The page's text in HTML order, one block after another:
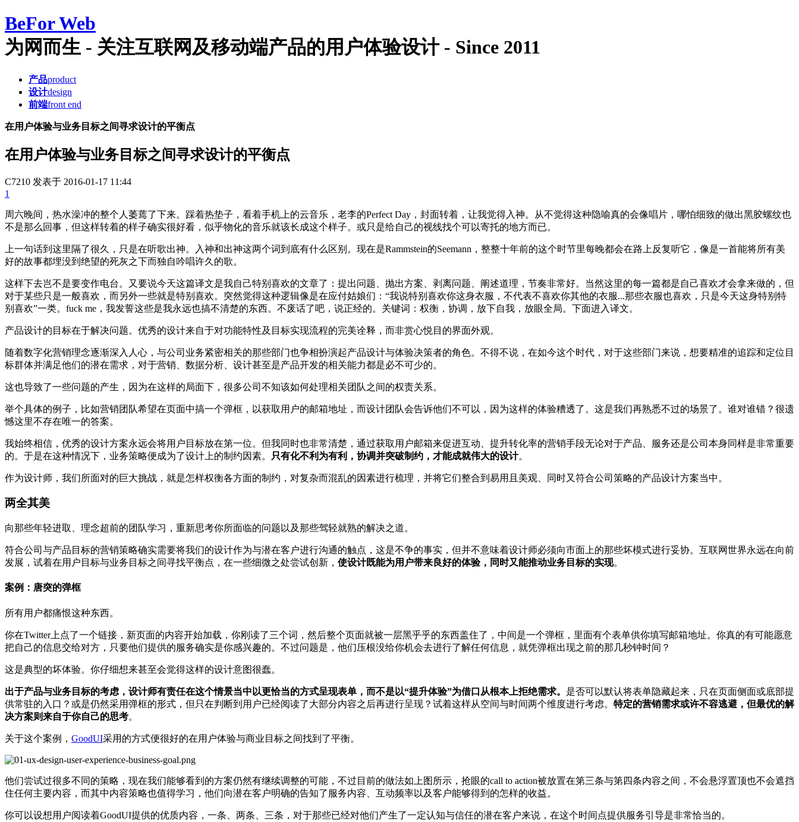
BeFor Web
为网而生 - 关注互联网及移动端产品的用户体验设计 - Since 2011
产品product
设计design
前端front end
在用户体验与业务目标之间寻求设计的平衡点
在用户体验与业务目标之间寻求设计的平衡点
C7210 发表于 2016-01-17 11:44
1
周六晚间，热水澡冲的整个人萎蔫了下来。踩着热垫子，看着手机上的云音乐，老李的Perfect Day，封面转着，让我觉得入神。从不觉得这种隐喻真的会像唱片，哪怕细致的做出黑胶螺纹也
不是那么回事，但这样转着的样子确实很好看，似乎物化的音乐就该长成这个样子。或只是给自己的视线找个可以寄托的地方而已。
上一句话到这里隔了很久，只是在听歌出神。入神和出神这两个词到底有什么区别。现在是Rammstein的Seemann，整整十年前的这个时节里每晚都会在路上反复听它，像是一首能将所有美
好的故事都埋没到绝望的死灰之下而独自吟唱许久的歌。
这样下去岂不是要变作电台。又要说今天这篇译文是我自己特别喜欢的文章了：提出问题、抛出方案、剥离问题、阐述道理，节奏非常好。当然这里的每一篇都是自己喜欢才会拿来做的，但
对于某些只是一般喜欢，而另外一些就是特别喜欢。突然觉得这种逻辑像是在应付姑娘们：“我说特别喜欢你这身衣服，不代表不喜欢你其他的衣服...那些衣服也喜欢，只是今天这身特别特
别喜欢”一类。fuck me，我发誓这些是我永远也搞不清楚的东西。不废话了吧，说正经的。关键词：权衡，协调，放下自我，放眼全局。下面进入译文。
产品设计的目标在于解决问题。优秀的设计来自于对功能特性及目标实现流程的完美诠释，而非赏心悦目的界面外观。
随着数字化营销理念逐渐深入人心，与公司业务紧密相关的那些部门也争相扮演起产品设计与体验决策者的角色。不得不说，在如今这个时代，对于这些部门来说，想要精准的追踪和定位目
标群体并满足他们的潜在需求，对于营销、数据分析、设计甚至是产品开发的相关能力都是必不可少的。
这也导致了一些问题的产生，因为在这样的局面下，很多公司不知该如何处理相关团队之间的权责关系。
举个具体的例子，比如营销团队希望在页面中搞一个弹框，以获取用户的邮箱地址，而设计团队会告诉他们不可以，因为这样的体验糟透了。这是我们再熟悉不过的场景了。谁对谁错？很遗
憾这里不存在唯一的答案。
我始终相信，优秀的设计方案永远会将用户目标放在第一位。但我同时也非常清楚，通过获取用户邮箱来促进互动、提升转化率的营销手段无论对于产品、服务还是公司本身同样是非常重要
的。于是在这种情况下，业务策略便成为了设计上的制约因素。
只有化不利为有利，协调并突破制约，才能成就伟大的设计。
作为设计师，我们所面对的巨大挑战，就是怎样权衡各方面的制约，对复杂而混乱的因素进行梳理，并将它们整合到易用且美观、同时又符合公司策略的产品设计方案当中。
两全其美
向那些年轻进取、理念超前的团队学习，重新思考你所面临的问题以及那些驾轻就熟的解决之道。
符合公司与产品目标的营销策略确实需要将我们的设计作为与潜在客户进行沟通的触点，这是不争的事实，但并不意味着设计师必须向市面上的那些坏模式进行妥协。互联网世界永远在向前
发展，试着在用户目标与业务目标之间寻找平衡点，在一些细微之处尝试创新， 使设计既能为用户带来良好的体验，同时又能推动业务目标的实现。
案例：唐突的弹框
所有用户都痛恨这种东西。
你在Twitter上点了一个链接，新页面的内容开始加载，你刚读了三个词，然后整个页面就被一层黑乎乎的东西盖住了，中间是一个弹框，里面有个表单供你填写邮箱地址。你真的有可能愿意
把自己的信息交给对方，只要他们提供的服务确实是你感兴趣的。不过问题是，他们压根没给你机会去进行了解任何信息，就凭弹框出现之前的那几秒钟时间？
这是典型的坏体验。你仔细想来甚至会觉得这样的设计意图很蠢。
出于产品与业务目标的考虑，设计师有责任在这个情景当中以更恰当的方式呈现表单，而不是以“提升体验”为借口从根本上拒绝需求。 是否可以默认将表单隐藏起来，只在页面侧面或底部提
供常驻的入口？或是仍然采用弹框的形式，但只在判断到用户已经阅读了大部分内容之后再进行呈现？试着这样从空间与时间两个维度进行考虑。 特定的营销需求或许不容逃避，但最优的解
决方案则来自于你自己的思考。
关于这个案例， GoodUI采用的方式便很好的在用户体验与商业目标之间找到了平衡。
他们尝试过很多不同的策略，现在我们能够看到的方案仍然有继续调整的可能，不过目前的做法如上图所示，抢眼的call to action被放置在第三条与第四条内容之间，不会悬浮置顶也不会遮挡
住任何主要内容，而其中内容策略也值得学习，他们向潜在客户明确的告知了服务内容、互动频率以及客户能够得到的怎样的收益。
你可以设想用户阅读着GoodUI提供的优质内容，一条、两条、三条，对于那些已经对他们产生了一定认知与信任的潜在客户来说，在这个时间点提供服务引导是非常恰当的。